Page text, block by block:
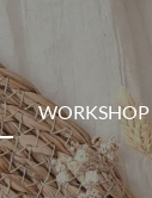
WORKSHOP